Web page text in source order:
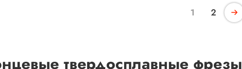
1 2
твердосплавные фрезы